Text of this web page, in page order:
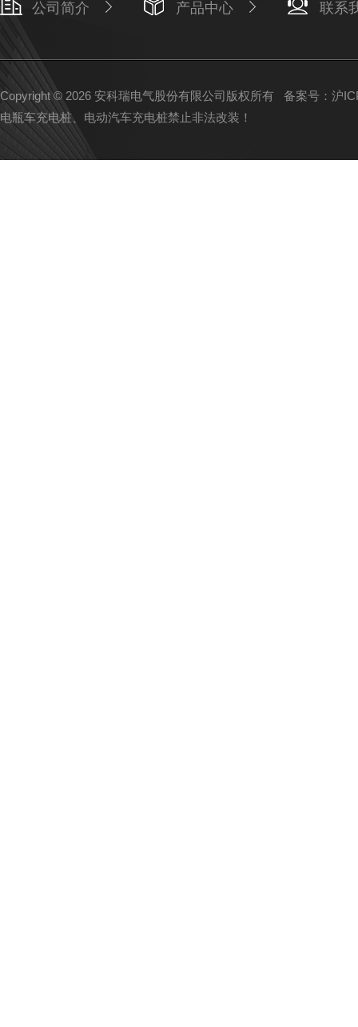
公司简介 产品中心 联系
Copyright © 2026 安科瑞电气股份有限公司版权所有 备案号：沪
电瓶车充电桩、电动汽车充电桩禁止非法改装！